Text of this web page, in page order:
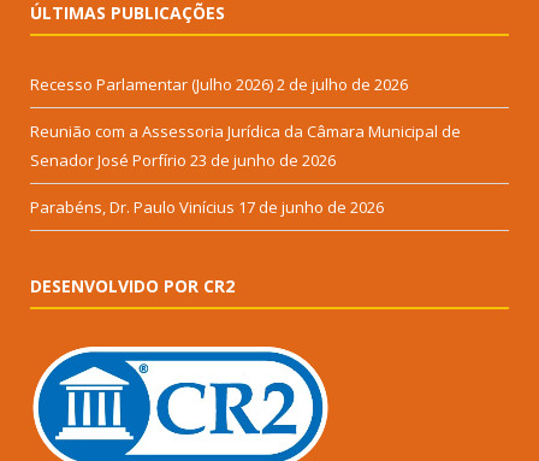
ÚLTIMAS PUBLICAÇÕES
Recesso Parlamentar (Julho 2026)2 de julho de 2026
Reunião com a Assessoria Jurídica da Câmara Municipal de
Senador José Porfírio 23 de junho de 2026
Parabéns, Dr. Paulo Vinícius 17 de junho de 2026
DESENVOLVIDO POR CR2